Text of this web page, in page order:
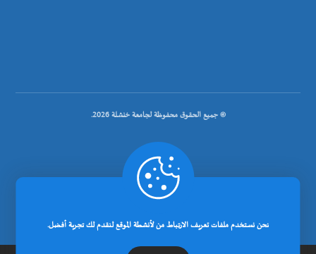
© جميع الحقوق محفوظة لجامعة خنشلة 2026.
.
نحن نستخدم ملفات تعريف الارتباط من لأنشطة الموقع لنقدم لك تجربة أفضل.